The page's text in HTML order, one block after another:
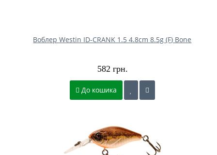
Воблер Westin ID-CRANK 1.5 4.8cm 8.5g (F) Bone
582 грн.
До кошика